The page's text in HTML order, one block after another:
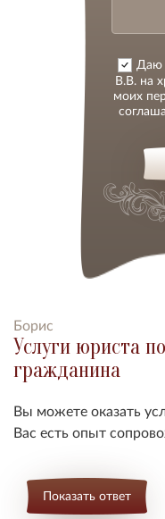
Даю
В.В. на
моих
Борис
Услуги юриста
гражданина
Вы можете оказать
Вас есть опыт
Показать ответ